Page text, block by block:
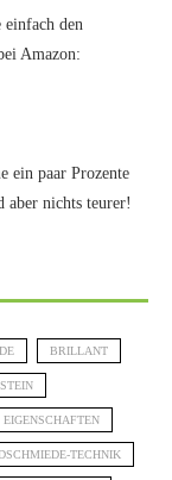
den
Amazon:
ein paar Prozente
nichts teurer!
BRILLANT
EIGENSCHAFTEN
TECHNIK